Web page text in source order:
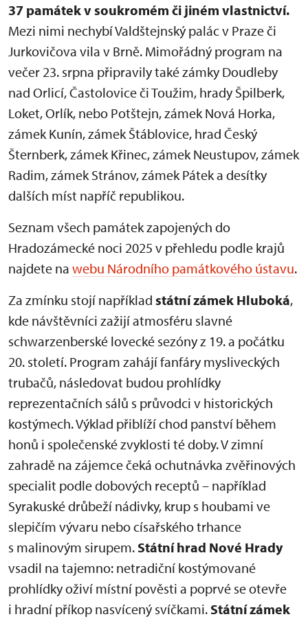
37 památek v soukromém či jiném vlastnictví.
Mezi nimi nechybí Valdštejnský palác v Praze či
Jurkovičova vila v Brně. Mimořádný program na
večer 23. srpna připravily také zámky Doudleby
nad Orlicí, Častolovice či Toužim, hrady Špilberk,
Loket, Orlík, nebo Potštejn, zámek Nová Horka,
zámek Kunín, zámek Štáblovice, hrad Český
Šternberk, zámek Křinec, zámek Neustupov, zámek
Radim, zámek Stránov, zámek Pátek a desítky
dalších míst napříč republikou.
Seznam všech památek zapojených do
Hradozámecké noci 2025 v přehledu podle krajů
najdete na webu Národního památkového ústavu.
Za zmínku stojí například státní zámek Hluboká,
kde návštěvníci zažijí atmosféru slavné
schwarzenberské lovecké sezóny z 19. a počátku
20. století. Program zahájí fanfáry mysliveckých
trubačů, následovat budou prohlídky
reprezentačních sálů s průvodci v historických
kostýmech. Výklad přiblíží chod panství během
honů i společenské zvyklosti té doby. V zimní
zahradě na zájemce čeká ochutnávka zvěřinových
specialit podle dobových receptů – například
Syrakuské drůbeží nádivky, krup s houbami ve
slepičím vývaru nebo císařského trhance
s malinovým sirupem. Státní hrad Nové Hrady
vsadil na tajemno: netradiční kostýmované
prohlídky oživí místní pověsti a poprvé se otevře
i hradní příkop nasvícený svíčkami. Státní zámek